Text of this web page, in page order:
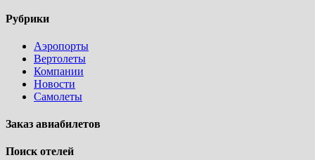
Рубрики
Аэропорты
Вертолеты
Компании
Новости
Самолеты
Заказ авиабилетов
Поиск отелей